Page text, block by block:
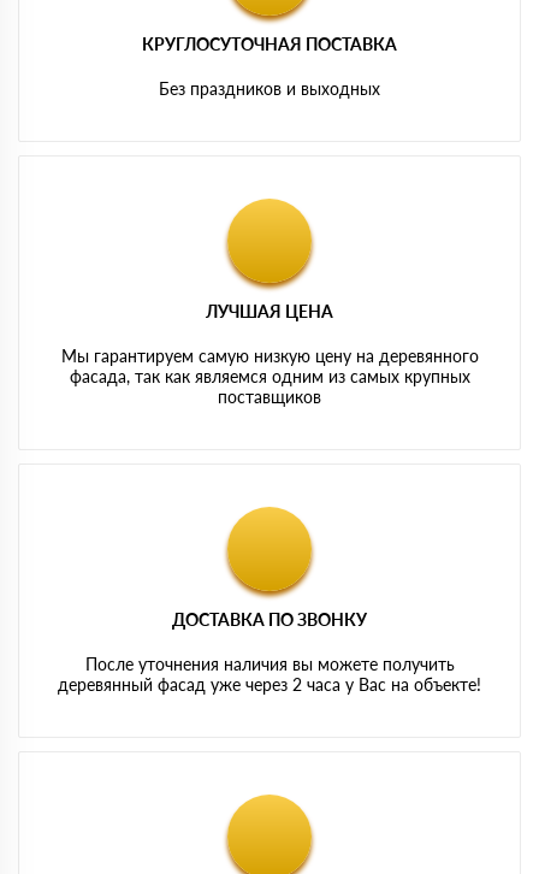
КРУГЛОСУТОЧНАЯ ПОСТАВКА
Без праздников и выходных
ЛУЧШАЯ ЦЕНА
Мы гарантируем самую низкую цену на деревянного
фасада, так как являемся одним из самых крупных
поставщиков
ДОСТАВКА ПО ЗВОНКУ
После уточнения наличия вы можете получить
деревянный фасад уже через 2 часа у Вас на объекте!